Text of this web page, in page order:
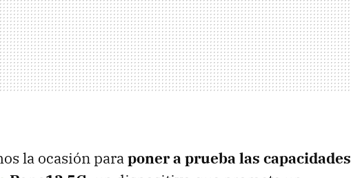
la ocasión paraponer a prueba las capacidades